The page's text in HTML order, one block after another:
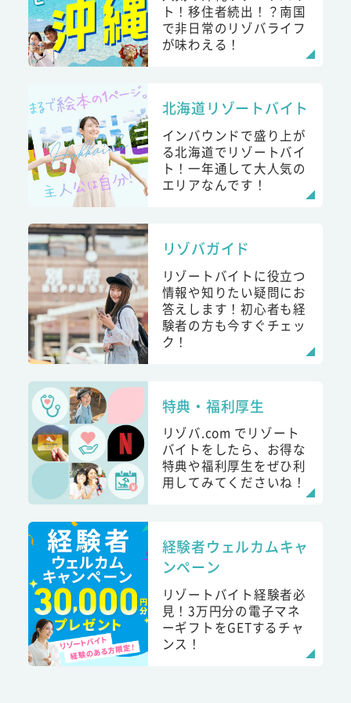
ト！移住者続出！？南国
で非日常のリゾバライフ
が味わえる！
北海道リゾートバイト
インバウンドで盛り上が
る北海道でリゾートバイ
ト！一年通して大人気の
エリアなんです！
リゾバガイド
リゾートバイトに役立つ
情報や知りたい疑問にお
答えします！初心者も経
験者の方も今すぐチェッ
ク！
特典・福利厚生
リゾバ.com でリゾート
バイトをしたら、お得な
特典や福利厚生をぜひ利
用してみてくださいね！
経験者ウェルカムキャ
ンペーン
リゾートバイト経験者必
見！3万円分の電子マネ
ーギフトをGETするチャ
ンス！